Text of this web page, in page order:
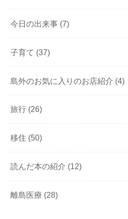
今日の出来事 (7)
子育て (37)
島外のお気に入りのお店紹介 (4)
旅行 (26)
移住 (50)
読んだ本の紹介 (12)
離島医療 (28)